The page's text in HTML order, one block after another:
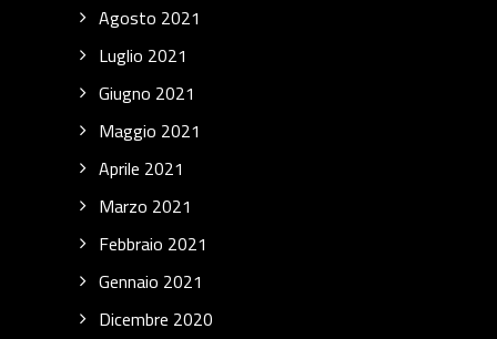
Agosto 2021
Luglio 2021
Giugno 2021
Maggio 2021
Aprile 2021
Marzo 2021
Febbraio 2021
Gennaio 2021
Dicembre 2020